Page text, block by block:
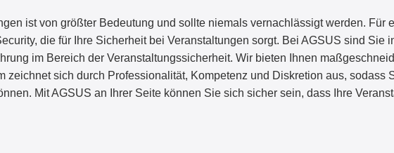
ist von größter Bedeutung und sollte niemals vernachlässigt werden. Für
die für Ihre Sicherheit bei Veranstaltungen sorgt. Bei AGSUS sind Sie
im Bereich der Veranstaltungssicherheit. Wir bieten Ihnen
zeichnet sich durch Professionalität, Kompetenz und Diskretion aus,
Mit AGSUS an Ihrer Seite können Sie sich sicher sein, dass Ihre